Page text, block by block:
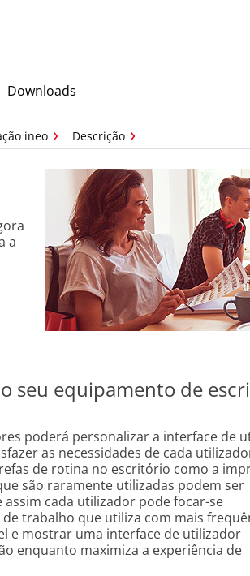
Downloads
ineo Descrição
a
seu equipamento de
poderá personalizar a interface de
as necessidades de cada
de rotina no escritório como a
são raramente utilizadas podem ser
cada utilizador pode focar-se
trabalho que utiliza com mais
e mostrar uma interface de utilizador
enquanto maximiza a experiência de